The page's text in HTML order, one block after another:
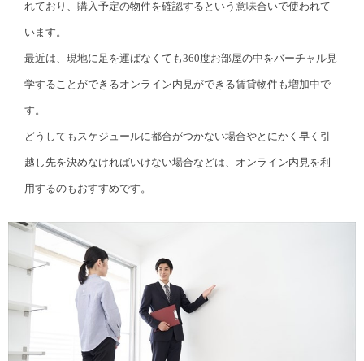
れており、購入予定の物件を確認するという意味合いで使われて
います。
最近は、現地に足を運ばなくても360度お部屋の中をバーチャル見
学することができるオンライン内見ができる賃貸物件も増加中で
す。
どうしてもスケジュールに都合がつかない場合やとにかく早く引
越し先を決めなければいけない場合などは、オンライン内見を利
用するのもおすすめです。